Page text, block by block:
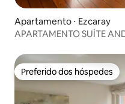
Apartamento ⋅ Ezcaray
APARTAMENTO SUÍTE
Preferido dos hóspedes
Preferido dos hóspedes